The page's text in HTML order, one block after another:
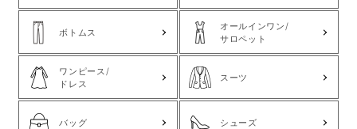
ボトムス
オールインワン/
サロペット
ワンピース/
ドレス
スーツ
バッグ シューズ